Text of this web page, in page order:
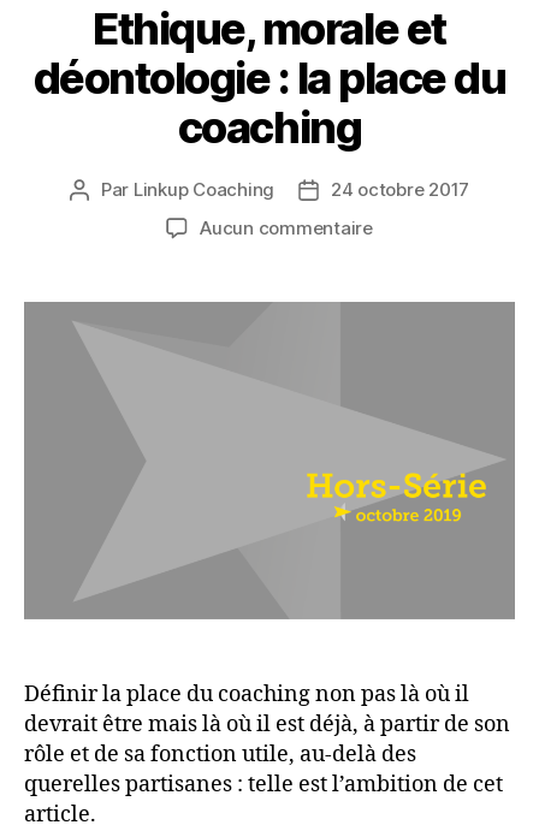
Ethique, morale et
déontologie : la place du
coaching
Auteur
Par Linkup Coaching
Date24 octobre 2017
Aucun commentairesur
et
place
Définir la place du coaching non pas là où il
devrait être mais là où il est déjà, à partir de son
rôle et de sa fonction utile, au-delà des
querelles partisanes : telle est l’ambition de cet
article.